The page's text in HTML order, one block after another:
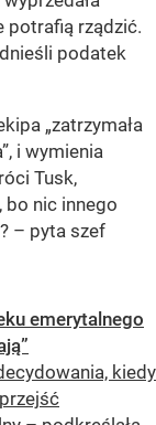
potrafią rządzić.
podatek
„zatrzymała
i wymienia
Tusk,
bo nic innego
– pyta szef
emerytalnego
kiedy